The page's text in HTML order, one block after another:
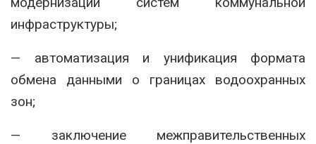
инфраструктуры;
— автоматизация и унификация формата
обмена данными о границах водоохранных
зон;
— заключение межправительственных